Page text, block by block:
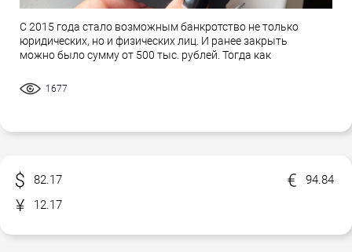
С 2015 года стало возможным банкротство не только
юридических, но и физических лиц. И ранее закрыть
можно было сумму от 500 тыс. рублей. Тогда как
1677
82.17
94.84
12.17